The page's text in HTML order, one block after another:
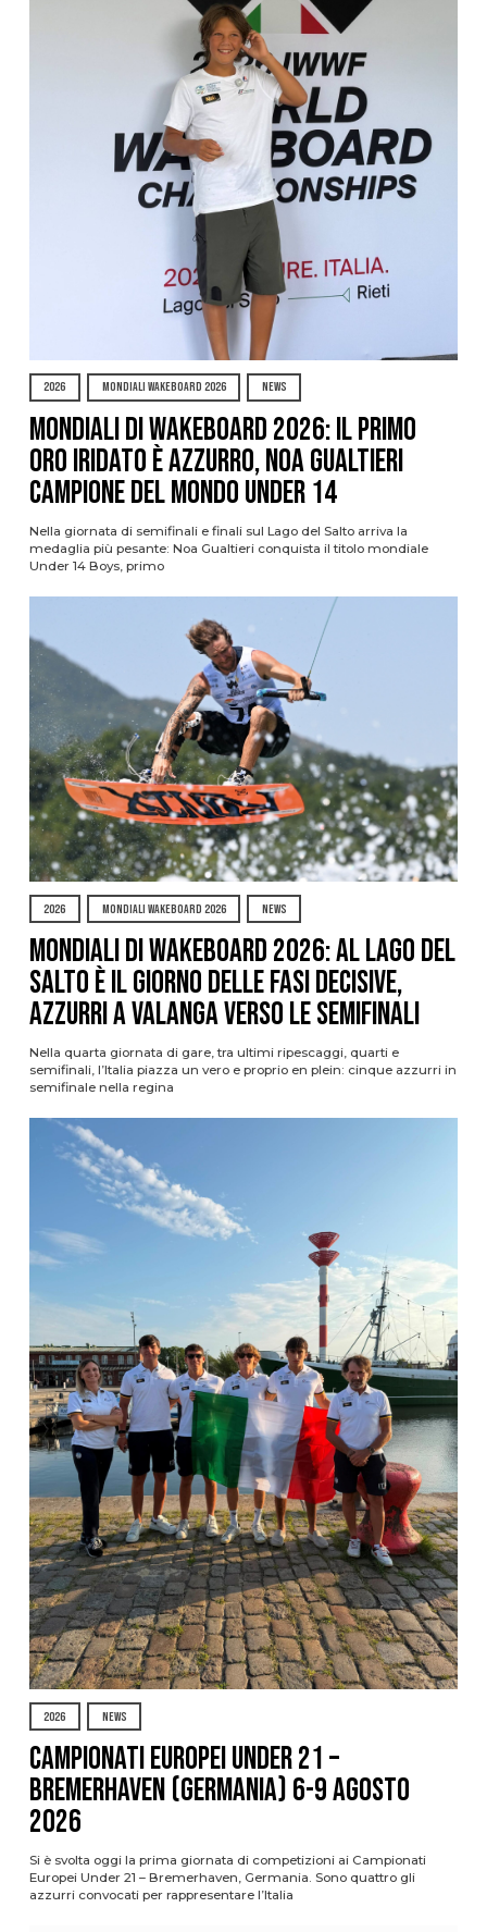
2026 MONDIALI WAKEBOARD 2026 NEWS
Mondiali di Wakeboard 2026: il primo
oro iridato è azzurro, Noa Gualtieri
campione del mondo Under 14
Nella giornata di semifinali e finali sul Lago del Salto arriva la
medaglia più pesante: Noa Gualtieri conquista il titolo mondiale
Under 14 Boys, primo
2026 MONDIALI WAKEBOARD 2026 NEWS
Mondiali di Wakeboard 2026: al Lago del
Salto è il giorno delle fasi decisive,
azzurri a valanga verso le semifinali
Nella quarta giornata di gare, tra ultimi ripescaggi, quarti e
semifinali, l’Italia piazza un vero e proprio en plein: cinque azzurri in
semifinale nella regina
2026 NEWS
Campionati Europei Under 21 –
Bremerhaven (Germania) 6-9 agosto
2026
Si è svolta oggi la prima giornata di competizioni ai Campionati
Europei Under 21 – Bremerhaven, Germania. Sono quattro gli
azzurri convocati per rappresentare l’Italia